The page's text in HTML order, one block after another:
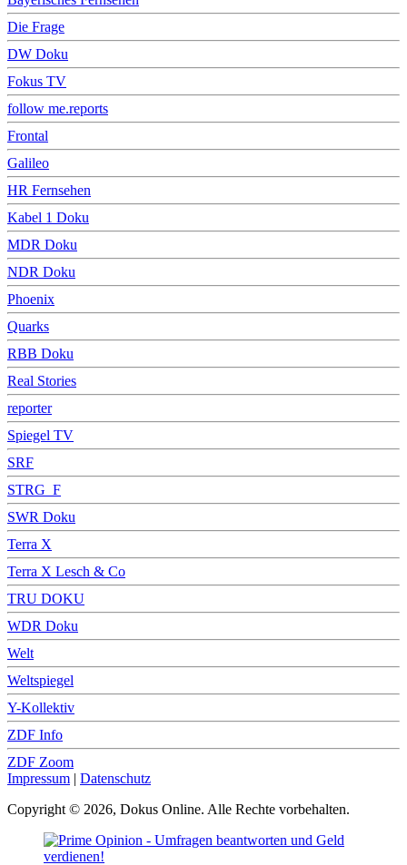
Die Frage
DW Doku
Fokus TV
follow me.reports
Frontal
Galileo
HR Fernsehen
Kabel 1 Doku
MDR Doku
NDR Doku
Phoenix
Quarks
RBB Doku
Real Stories
reporter
Spiegel TV
SRF
STRG_F
SWR Doku
Terra X
Terra X Lesch & Co
TRU DOKU
WDR Doku
Welt
Weltspiegel
Y-Kollektiv
ZDF Info
ZDF Zoom
Impressum | Datenschutz
Copyright © 2026, Dokus Online. Alle Rechte vorbehalten.